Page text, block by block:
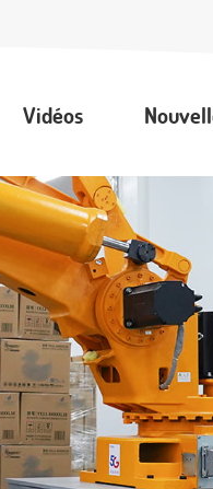
Vidéos